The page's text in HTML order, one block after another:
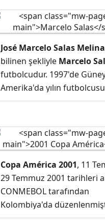
Magellan Boğazının
Ateş Toprakları da
dâhil edilebilir.
José Marcelo Salas
bilinen şekliyle Marcelo
futbolcudur. 1997'de
Amerika'da yılın
yer bulan Salas Şili millî
takımının en çok gol atan
Copa América 2001, 11
29 Temmuz 2001 tarihleri
CONMEBOL tarafından
Kolombiya'da